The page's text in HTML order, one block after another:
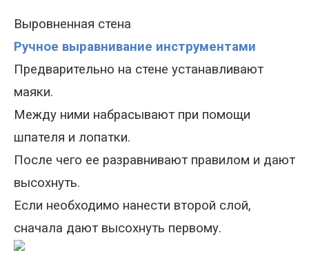
Выровненная стена
Ручное выравнивание инструментами
Предварительно на стене устанавливают
маяки.
Между ними набрасывают при помощи
шпателя и лопатки.
После чего ее разравнивают правилом и дают
высохнуть.
Если необходимо нанести второй слой,
сначала дают высохнуть первому.